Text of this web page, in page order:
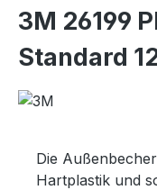
3M 26199
Standard
Die
Hartplastik und